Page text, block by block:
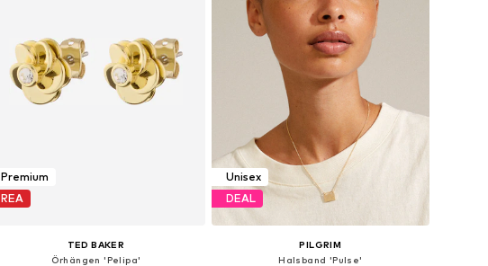
Premium
REA
TED BAKER
Örhängen 'Pelipa'
Unisex
DEAL
PILGRIM
Halsband 'Pulse'